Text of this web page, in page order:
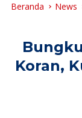
Beranda News
Koran,